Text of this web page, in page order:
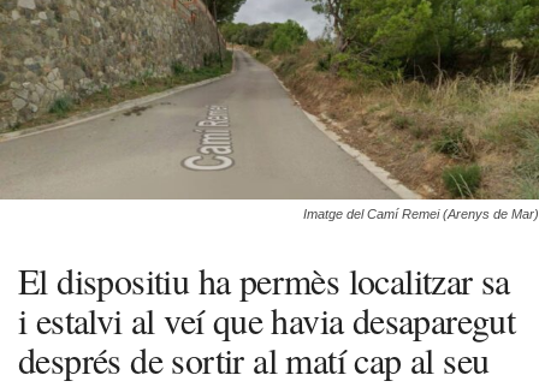
Imatge del Camí Remei (Arenys de Mar)
El dispositiu ha permès localitzar sa
i estalvi al veí que havia desaparegut
després de sortir al matí cap al seu